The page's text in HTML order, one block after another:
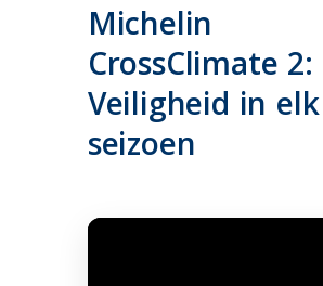
Michelin
CrossClimate 2:
Veiligheid in elk
seizoen